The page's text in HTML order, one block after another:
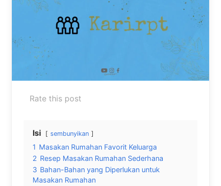
Rate this post
Isi sembunyikan
1 Masakan Rumahan Favorit Keluarga
2 Resep Masakan Rumahan Sederhana
3 Bahan-Bahan yang Diperlukan untuk
Masakan Rumahan